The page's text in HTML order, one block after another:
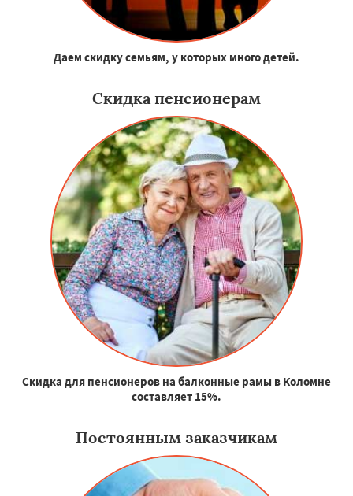
Даем скидку семьям, у которых много детей.
Скидка пенсионерам
Скидка для пенсионеров на балконные рамы в Коломне
составляет 15%.
Постоянным заказчикам